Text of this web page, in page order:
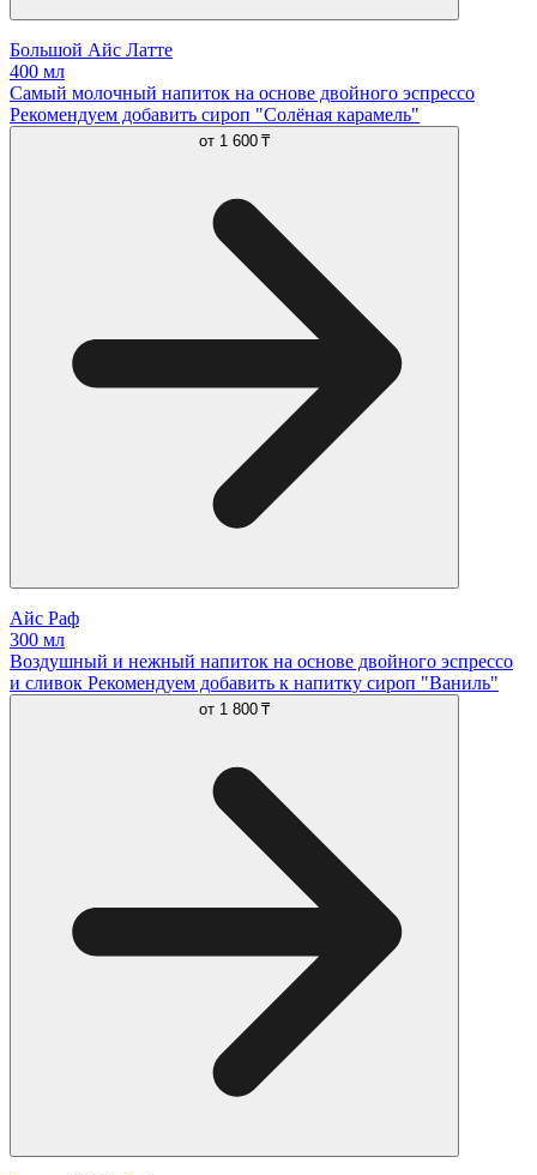
Большой Айс Латте
400 мл
Самый молочный напиток на основе двойного эспрессо
Рекомендуем добавить сироп "Солёная карамель"
от 1 600 ₸
Айс Раф
300 мл
Воздушный и нежный напиток на основе двойного эспрессо
и сливок Рекомендуем добавить к напитку сироп "Ваниль"
от 1 800 ₸